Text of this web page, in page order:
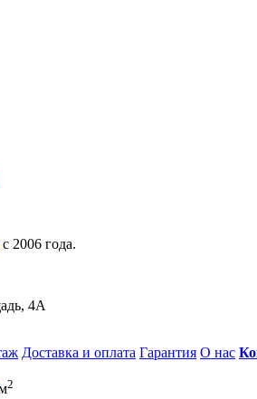
c 2006 года.
4А
Доставка и оплата Гарантия О нас
2